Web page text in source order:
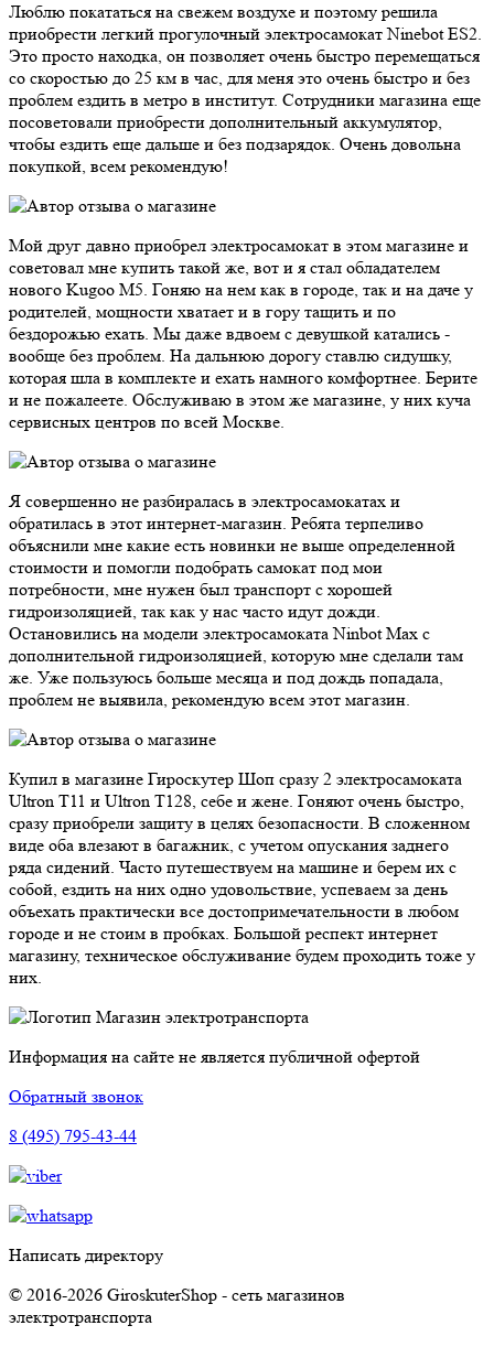
Люблю покататься на свежем воздухе и поэтому решила
приобрести легкий прогулочный электросамокат Ninebot ES2.
Это просто находка, он позволяет очень быстро перемещаться
со скоростью до 25 км в час, для меня это очень быстро и без
проблем ездить в метро в институт. Сотрудники магазина еще
посоветовали приобрести дополнительный аккумулятор,
чтобы ездить еще дальше и без подзарядок. Очень довольна
покупкой, всем рекомендую!
Мой друг давно приобрел электросамокат в этом магазине и
советовал мне купить такой же, вот и я стал обладателем
нового Kugoo M5. Гоняю на нем как в городе, так и на даче у
родителей, мощности хватает и в гору тащить и по
бездорожью ехать. Мы даже вдвоем с девушкой катались -
вообще без проблем. На дальнюю дорогу ставлю сидушку,
которая шла в комплекте и ехать намного комфортнее. Берите
и не пожалеете. Обслуживаю в этом же магазине, у них куча
сервисных центров по всей Москве.
Я совершенно не разбиралась в электросамокатах и
обратилась в этот интернет-магазин. Ребята терпеливо
объяснили мне какие есть новинки не выше определенной
стоимости и помогли подобрать самокат под мои
потребности, мне нужен был транспорт с хорошей
гидроизоляцией, так как у нас часто идут дожди.
Остановились на модели электросамоката Ninbot Max с
дополнительной гидроизоляцией, которую мне сделали там
же. Уже пользуюсь больше месяца и под дождь попадала,
проблем не выявила, рекомендую всем этот магазин.
Купил в магазине Гироскутер Шоп сразу 2 электросамоката
Ultron T11 и Ultron T128, себе и жене. Гоняют очень быстро,
сразу приобрели защиту в целях безопасности. В сложенном
виде оба влезают в багажник, с учетом опускания заднего
ряда сидений. Часто путешествуем на машине и берем их с
собой, ездить на них одно удовольствие, успеваем за день
объехать практически все достопримечательности в любом
городе и не стоим в пробках. Большой респект интернет
магазину, техническое обслуживание будем проходить тоже у
них.
Магазин электротранспорта
Информация на сайте не является публичной офертой
Обратный звонок
8 (495) 795-43-44
Написать директору
© 2016-2026 GiroskuterShop - сеть магазинов
электротранспорта